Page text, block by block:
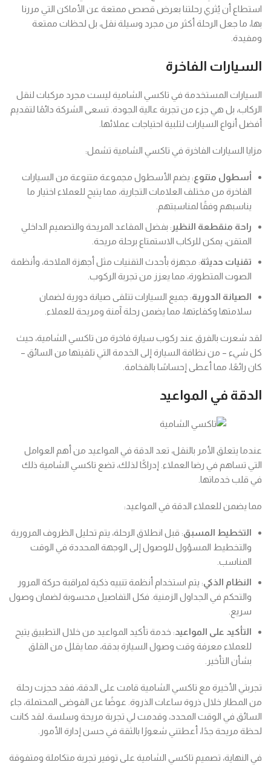
استطاع أن يُثري رحلتنا بعرض قصص ممتعة عن الأماكن التي مررنا
بها، ما جعل الرحلة أكثر من مجرد وسيلة نقل، بل لحظات ممتعة
ومفيدة.
السيارات الفاخرة
السيارات المستخدمة في تاكسي الشامية ليست مجرد مركبات لنقل
الركاب، بل هي جزء من تجربة عالية الجودة. تسعى الشركة دائمًا لتقديم
أفضل أنواع السيارات لتلبية احتياجات عملائها.
مزايا السيارات الفاخرة في تاكسي الشامية تشمل:
أسطول متنوع: يضم الأسطول مجموعة متنوعة من السيارات
الفاخرة من مختلف العلامات التجارية، مما يتيح للعملاء اختيار ما
يناسبهم وفقًا لمناسبتهم.
راحة منقطعة النظير : بفضل المقاعد المريحة والتصميم الداخلي
المتقن، يمكن للركاب الاستمتاع برحلة مريحة.
تقنيات حديثة: مجهزة بأحدث التقنيات مثل أجهزة الملاحة، وأنظمة
الصوت المتطورة، مما يعزز من تجربة الركوب.
الصيانة الدورية: جميع السيارات تتلقى صيانة دورية لضمان
سلامتها وكفاءتها، مما يضمن رحلة آمنة ومريحة للعملاء.
لقد شعرت بالفرق عند ركوب سيارة فاخرة من تاكسي الشامية، حيث
كل شيء – من نظافة السيارة إلى الخدمة التي تلقيتها من السائق –
كان رائعًا، مما أعطى إحساسًا بالفخامة.
الدقة في المواعيد
عندما يتعلق الأمر بالنقل، تعد الدقة في المواعيد من أهم العوامل
التي تساهم في رضا العملاء. إدراكًا لذلك، تضع تاكسي الشامية ذلك
في قلب خدماتها.
مما يضمن للعملاء الدقة في المواعيد:
التخطيط المسبق: قبل انطلاق الرحلة، يتم تحليل الظروف المرورية
والتخطيط المسؤول للوصول إلى الوجهة المحددة في الوقت
المناسب.
النظام الذكي: يتم استخدام أنظمة تنبيه ذكية لمراقبة حركة المرور
والتحكم في الجداول الزمنية. فكل التفاصيل محسوبة لضمان وصول
سريع.
التأكيد على المواعيد: خدمة تأكيد المواعيد من خلال التطبيق يتيح
للعملاء معرفة وقت وصول السيارة بدقة، مما يقلل من القلق
بشأن التأخير.
تجربتي الأخيرة مع تاكسي الشامية قامت على الدقة، فقد حجزت رحلة
من المطار خلال ذروة ساعات الذروة. عوضًا عن الفوضى المحتملة، جاء
السائق في الوقت المحدد، وقدمت لي تجربة مريحة وسلسة. لقد كانت
لحظة مريحة جدًا، أعطتني شعورًا بالثقة في حسن إدارة الأمور.
في النهاية، تصميم تاكسي الشامية على توفير تجربة متكاملة ومتفوقة